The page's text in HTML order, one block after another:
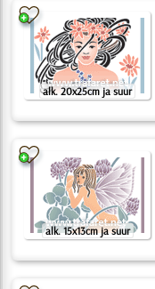
alk. 20x25cm ja suur
alk. 15x13cm ja suur